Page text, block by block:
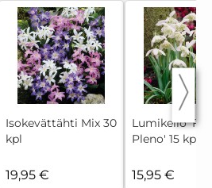
Isokevättähti Mix 30
kpl
19,95 €
Lumikello
Pleno' 15 kpl
15,95 €